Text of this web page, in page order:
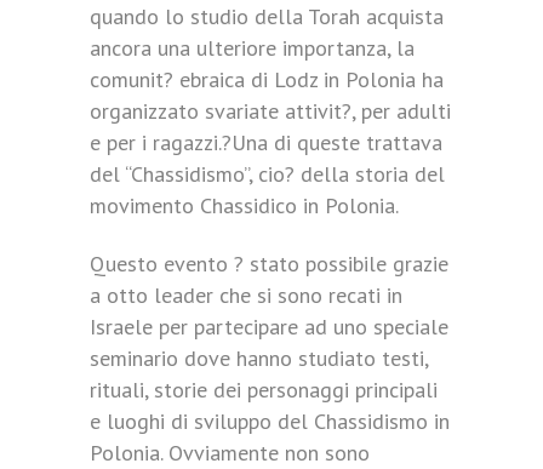
quando lo studio della Torah acquista
ancora una ulteriore importanza, la
comunit? ebraica di Lodz in Polonia ha
organizzato svariate attivit?, per adulti
e per i ragazzi.?Una di queste trattava
del “Chassidismo”, cio? della storia del
movimento Chassidico in Polonia.
Questo evento ? stato possibile grazie
a otto leader che si sono recati in
Israele per partecipare ad uno speciale
seminario dove hanno studiato testi,
rituali, storie dei personaggi principali
e luoghi di sviluppo del Chassidismo in
Polonia. Ovviamente non sono